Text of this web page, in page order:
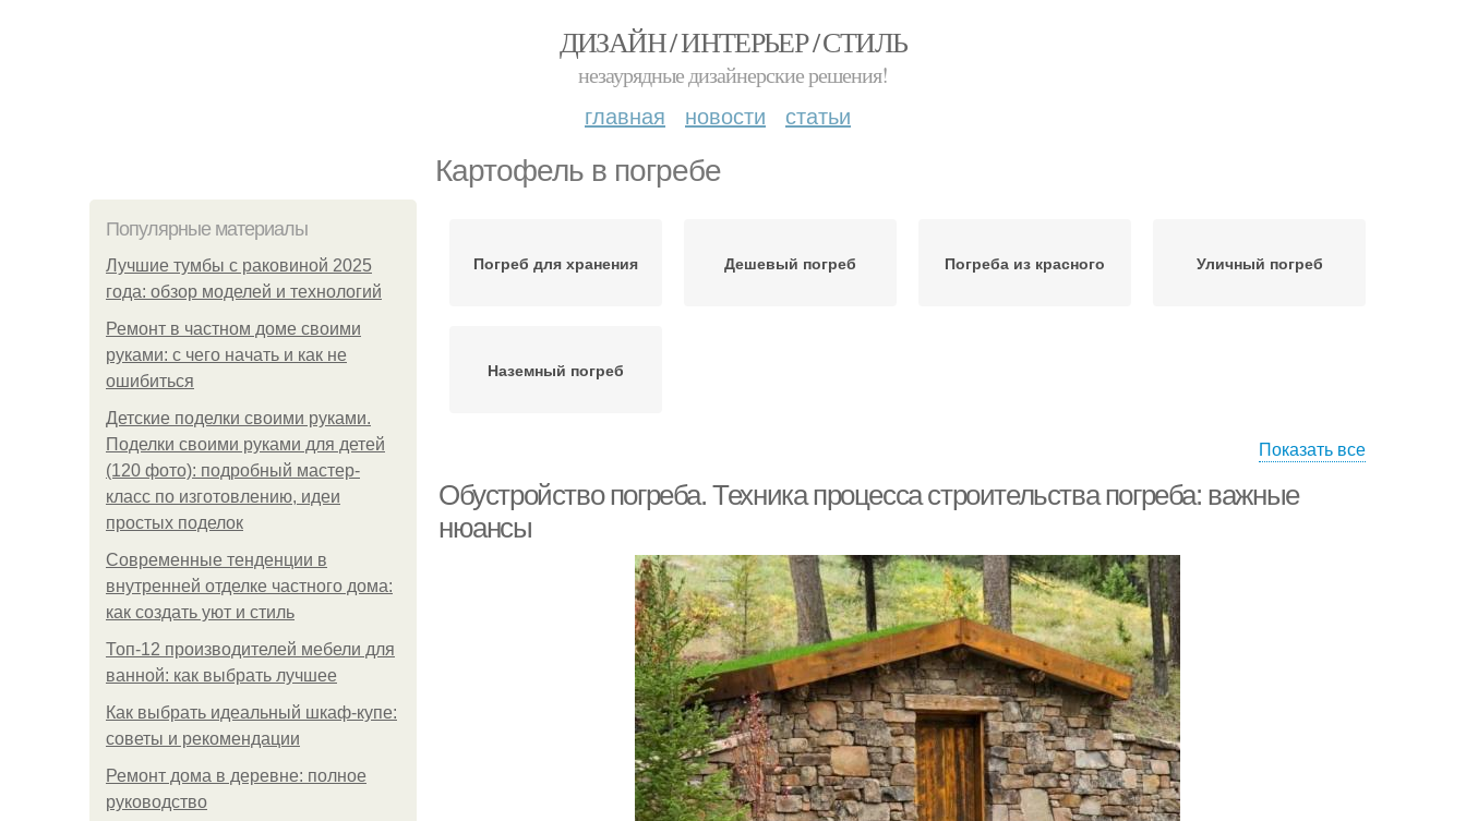
ДИЗАЙН / ИНТЕРЬЕР / СТИЛЬ
незаурядные дизайнерские решения!
главная новости статьи
Картофель в погребе
Популярные материалы
Лучшие тумбы с раковиной 2025
года: обзор моделей и технологий
Ремонт в частном доме своими
руками: с чего начать и как не
ошибиться
Детские поделки своими руками.
Поделки своими руками для детей
(120 фото): подробный мастер-
класс по изготовлению, идеи
простых поделок
Современные тенденции в
внутренней отделке частного дома:
как создать уют и стиль
Топ-12 производителей мебели для
ванной: как выбрать лучшее
Как выбрать идеальный шкаф-купе:
советы и рекомендации
Ремонт дома в деревне: полное
руководство
Погреб для хранения Дешевый погреб Погреба из красного Уличный погреб
Наземный погреб
Показать все
Обустройство погреба. Техника процесса строительства погреба: важные
нюансы